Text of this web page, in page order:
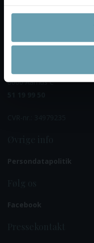
8000 Aarhus C
Persondatapolitik
Facebook